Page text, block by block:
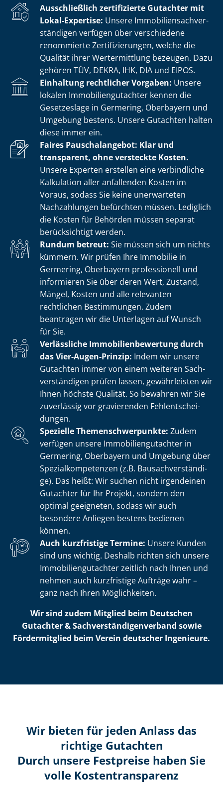
Ausschließlich zertifizierte Gutachter mit
Lokal-Expertise: Unsere Im­mo­bi­li­en­sach­ver­
stän­di­gen verfügen über verschiedene
renommierte Zer­ti­fi­zie­run­gen, welche die
Qualität ihrer Wertermittlung bezeugen. Dazu
gehören TÜV, DEKRA, IHK, DIA und EIPOS.
Einhaltung rechtlicher Vorgaben: Unsere
lokalen Im­mo­bi­li­en­gut­ach­ter kennen die
Gesetzeslage in Germering, Oberbayern und
Umgebung bestens. Unsere Gutachten halten
diese immer ein.
Faires Pauschalangebot: Klar und
transparent, ohne versteckte Kosten.
Unsere Experten erstellen eine verbindliche
Kalkulation aller anfallenden Kosten im
Voraus, sodass Sie keine unerwarteten
Nachzahlungen befürchten müssen. Lediglich
die Kosten für Behörden müssen separat
berücksichtigt werden.
Rundum betreut: Sie müssen sich um nichts
kümmern. Wir prüfen Ihre Immobilie in
Germering, Oberbayern professionell und
informieren Sie über deren Wert, Zustand,
Mängel, Kosten und alle relevanten
rechtlichen Bestimmungen. Zudem
beantragen wir die Unterlagen auf Wunsch
für Sie.
Verlässliche Im­mo­bi­li­en­be­wer­tung durch
das Vier-Augen-Prinzip: Indem wir unsere
Gutachten immer von einem weiteren Sach­
ver­stän­di­gen prüfen lassen, gewährleisten wir
Ihnen höchste Qualität. So bewahren wir Sie
zuverlässig vor gravierenden Fehl­ent­schei­
dun­gen.
Spezielle The­men­schwer­punk­te: Zudem
verfügen unsere Im­mo­bi­li­en­gut­ach­ter in
Germering, Oberbayern und Umgebung über
Spe­zi­al­kom­pe­ten­zen (z.B. Bau­sach­ver­stän­di­
ge). Das heißt: Wir suchen nicht irgendeinen
Gutachter für Ihr Projekt, sondern den
optimal geeigneten, sodass wir auch
besondere Anliegen bestens bedienen
können.
Auch kurzfristige Termine: Unsere Kunden
sind uns wichtig. Deshalb richten sich unsere
Im­mo­bi­li­en­gut­ach­ter zeitlich nach Ihnen und
nehmen auch kurzfristige Aufträge wahr –
ganz nach Ihren Möglichkeiten.
Wir sind zudem Mitglied beim Deutschen
Gutachter & Sach­ver­stän­di­gen­ver­band sowie
Fördermitglied beim Verein deutscher Ingenieure.
Wir bieten für jeden Anlass das
richtige Gutachten
Durch unsere Festpreise haben Sie
volle Kosten­transparenz